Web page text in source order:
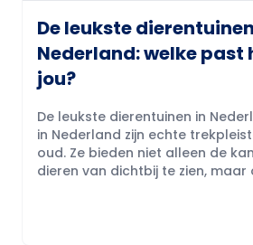
De leukste
Nederland: welke past
jou?
De leukste dierentuinen in
in Nederland zijn echte
oud. Ze bieden niet alleen de
dieren van dichtbij te zien, maar